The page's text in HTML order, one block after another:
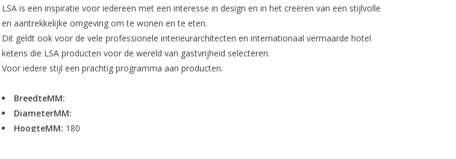
LSA is een inspiratie voor iedereen met een interesse in design en in het creëren van een stijlvolle
en aantrekkelijke omgeving om te wonen en te eten.
Dit geldt ook voor de vele professionele interieurarchitecten en internationaal vermaarde hotel
ketens die LSA producten voor de wereld van gastvrijheid selecteren.
Voor iedere stijl een prachtig programma aan producten.
BreedteMM:
DiameterMM:
HoogteMM: 180